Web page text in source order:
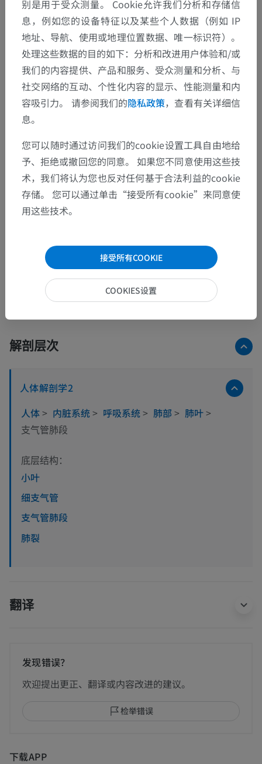
图片集
解剖层次
人体解剖学2
人体> 内脏系统> 呼吸系统> 肺部 > 肺叶>
支气管肺段
底层结构：
小叶
细支气管
支气管肺段
肺裂
翻译
发现错误？
欢迎提出更正、翻译或内容改进的建议。
检举错误
下载APP
别是用于受众测量。 Cookie允许我们分析和存储信
息，例如您的设备特征以及某些个人数据（例如 IP
地址、导航、使用或地理位置数据、唯一标识符）。
处理这些数据的目的如下：分析和改进用户体验和/或
我们的内容提供、产品和服务、受众测量和分析、与
社交网络的互动、个性化内容的显示、性能测量和内
容吸引力。 请参阅我们的隐私政策，查看有关详细信
息。
您可以随时通过访问我们的cookie设置工具自由地给
予、拒绝或撤回您的同意。 如果您不同意使用这些技
术，我们将认为您也反对任何基于合法利益的cookie
存储。 您可以通过单击“接受所有cookie”来同意使
用这些技术。
接受所有COOKIE
COOKIES设置